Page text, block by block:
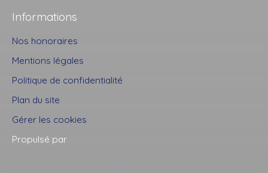
Informations
Nos honoraires
Mentions légales
Politique de confidentialité
Plan du site
Gérer les cookies
Propulsé par